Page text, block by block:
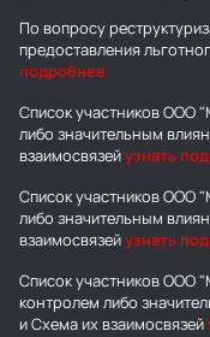
По вопросу
предоставления
подробнее
Список участников ООО
либо значительным
взаимосвязейузнать
Список участников ООО
либо значительным
взаимосвязейузнать
Список участников ООО
контролем либо
и Схема их взаимосвязей